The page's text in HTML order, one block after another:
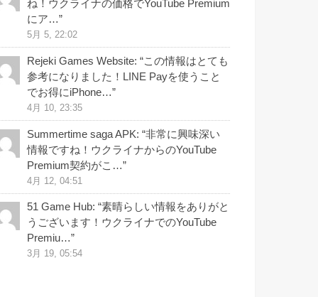
ね！ウクライナの価格でYouTube Premium
にア…”
5月 5, 22:02
Rejeki Games Website: “この情報はとても
参考になりました！LINE Payを使うこと
でお得にiPhone…”
4月 10, 23:35
Summertime saga APK: “非常に興味深い
情報ですね！ウクライナからのYouTube
Premium契約がこ…”
4月 12, 04:51
51 Game Hub: “素晴らしい情報をありがと
うございます！ウクライナでのYouTube
Premiu…”
3月 19, 05:54